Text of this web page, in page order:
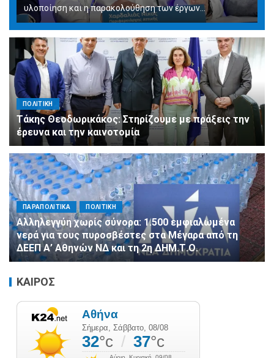
υλοποίηση και η παρακολούθηση των έργων...
ΠΟΛΙΤΙΚΗ
Τάκης Θεοδωρικάκος: Στηρίζουμε με πράξεις την
έρευνα και την καινοτομία
ΠΑΡΑΠΟΛΙΤΙΚΑ ΠΟΛΙΤΙΚΗ
Αλληλεγγύη χωρίς σύνορα: 1.500 εμφιαλωμένα
νερά για τους πυροσβέστες στα Μέγαρα από τη
ΔΕΕΠ Α’ Αθηνών ΝΔ και τη 2η ΔΗΜ.Τ.Ο.
ΚΑΙΡΟΣ